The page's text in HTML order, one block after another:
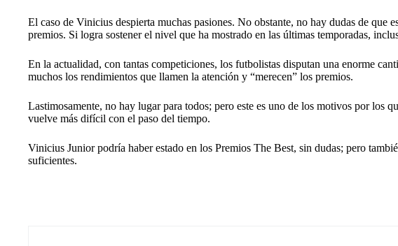
El caso de Vinicius despierta muchas pasiones. No obstante, no hay dudas de que
premios. Si logra sostener el nivel que ha mostrado en las últimas temporadas,
En la actualidad, con tantas competiciones, los futbolistas disputan una enorme
muchos los rendimientos que llamen la atención y “merecen” los premios.
Lastimosamente, no hay lugar para todos; pero este es uno de los motivos por los
vuelve más difícil con el paso del tiempo.
Vinicius Junior podría haber estado en los Premios The Best, sin dudas; pero
suficientes.